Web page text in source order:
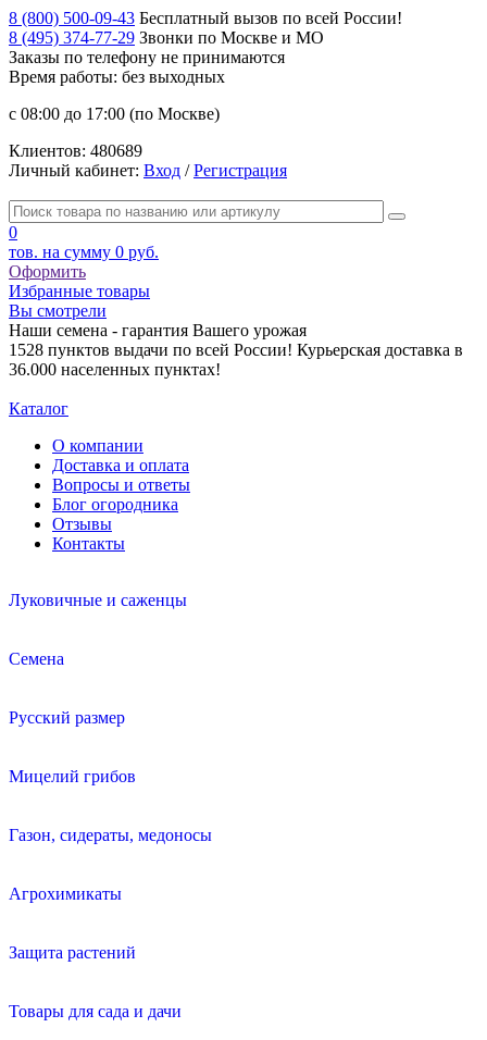
8 (800) 500-09-43 Бесплатный вызов по всей России!
8 (495) 374-77-29 Звонки по Москве и МО
Заказы по телефону не принимаются
Время работы: без выходных
с 08:00 до 17:00 (по Москве)
Клиентов: 480689
Личный кабинет: Вход /Регистрация
0
тов. на сумму 0 руб.
Оформить
Избранные товары
Вы смотрели
Наши семена - гарантия Вашего урожая
1528 пунктов выдачи по всей России! Курьерская доставка в
36.000 населенных пунктах!
Каталог
О компании
Доставка и оплата
Вопросы и ответы
Блог огородника
Отзывы
Контакты
Луковичные и саженцы
Семена
Русский размер
Мицелий грибов
Газон, сидераты, медоносы
Агрохимикаты
Защита растений
Товары для сада и дачи